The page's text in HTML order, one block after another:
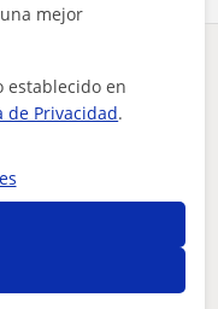
Cuéntanos
del Arte en
mejor
establecido en
de Privacidad.